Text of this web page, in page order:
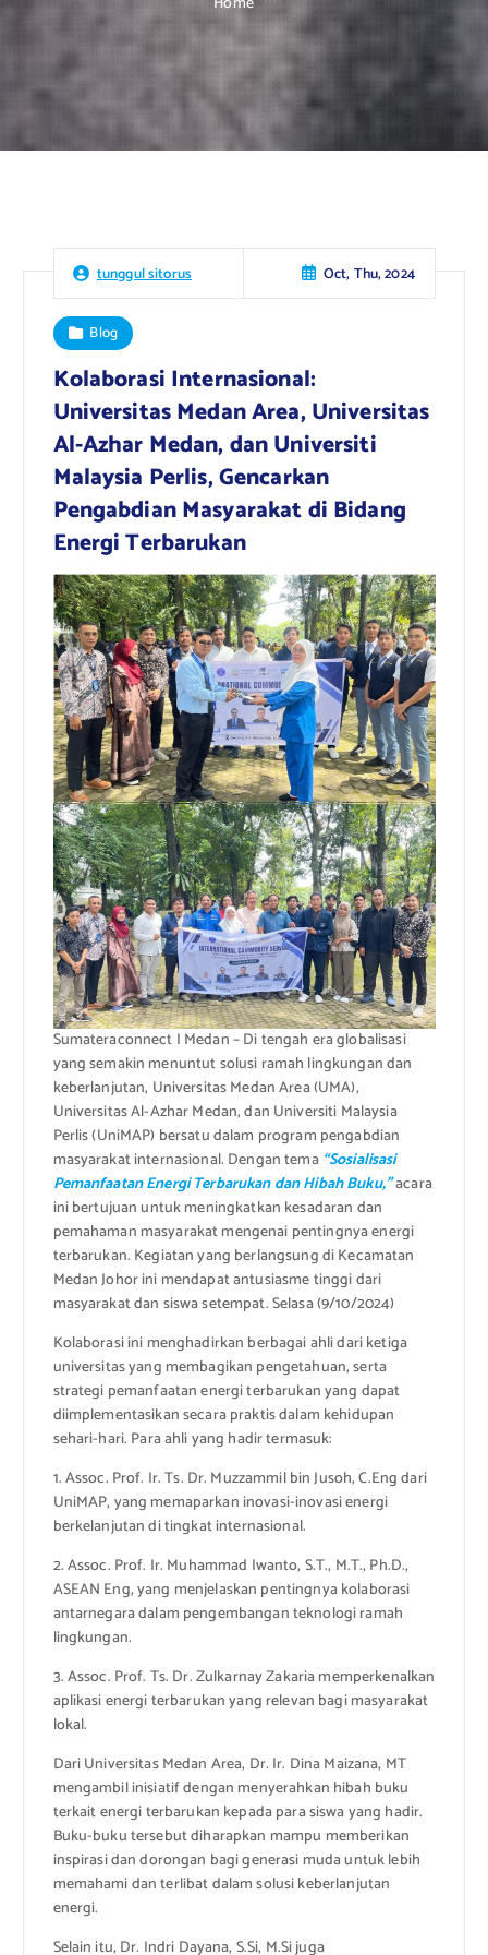
tunggul sitorus Oct, Thu, 2024
Blog
Kolaborasi Internasional:
Universitas Medan Area, Universitas
Al-Azhar Medan, dan Universiti
Malaysia Perlis, Gencarkan
Pengabdian Masyarakat di Bidang
Energi Terbarukan
Sumateraconnect I Medan – Di tengah era globalisasi
yang semakin menuntut solusi ramah lingkungan dan
keberlanjutan, Universitas Medan Area (UMA),
Universitas Al-Azhar Medan, dan Universiti Malaysia
Perlis (UniMAP) bersatu dalam program pengabdian
masyarakat internasional. Dengan tema“Sosialisasi
Pemanfaatan Energi Terbarukan dan Hibah Buku,”acara
ini bertujuan untuk meningkatkan kesadaran dan
pemahaman masyarakat mengenai pentingnya energi
terbarukan. Kegiatan yang berlangsung di Kecamatan
Medan Johor ini mendapat antusiasme tinggi dari
masyarakat dan siswa setempat. Selasa (9/10/2024)
Kolaborasi ini menghadirkan berbagai ahli dari ketiga
universitas yang membagikan pengetahuan, serta
strategi pemanfaatan energi terbarukan yang dapat
diimplementasikan secara praktis dalam kehidupan
sehari-hari. Para ahli yang hadir termasuk:
1. Assoc. Prof. Ir. Ts. Dr. Muzzammil bin Jusoh, C.Eng dari
UniMAP, yang memaparkan inovasi-inovasi energi
berkelanjutan di tingkat internasional.
2. Assoc. Prof. Ir. Muhammad Iwanto, S.T., M.T., Ph.D.,
ASEAN Eng, yang menjelaskan pentingnya kolaborasi
antarnegara dalam pengembangan teknologi ramah
lingkungan.
3. Assoc. Prof. Ts. Dr. Zulkarnay Zakaria memperkenalkan
aplikasi energi terbarukan yang relevan bagi masyarakat
lokal.
Dari Universitas Medan Area, Dr. Ir. Dina Maizana, MT
mengambil inisiatif dengan menyerahkan hibah buku
terkait energi terbarukan kepada para siswa yang hadir.
Buku-buku tersebut diharapkan mampu memberikan
inspirasi dan dorongan bagi generasi muda untuk lebih
memahami dan terlibat dalam solusi keberlanjutan
energi.
Selain itu, Dr. Indri Dayana, S.Si, M.Si juga